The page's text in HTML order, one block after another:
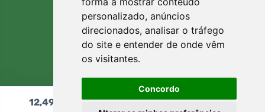
personalizado, anúncios
direcionados, analisar o tráfego
do site e entender de onde vêm
os visitantes.
Concordo
12,49 Adicionar ao carrinho